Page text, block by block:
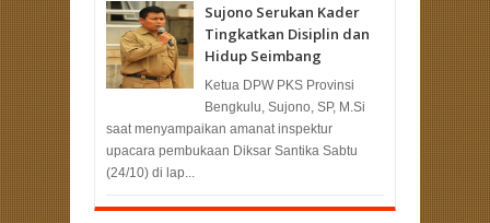
Sujono Serukan Kader
Tingkatkan Disiplin dan
Hidup Seimbang
Ketua DPW PKS Provinsi
Bengkulu, Sujono, SP, M.Si
saat menyampaikan amanat inspektur
upacara pembukaan Diksar Santika Sabtu
(24/10) di lap...